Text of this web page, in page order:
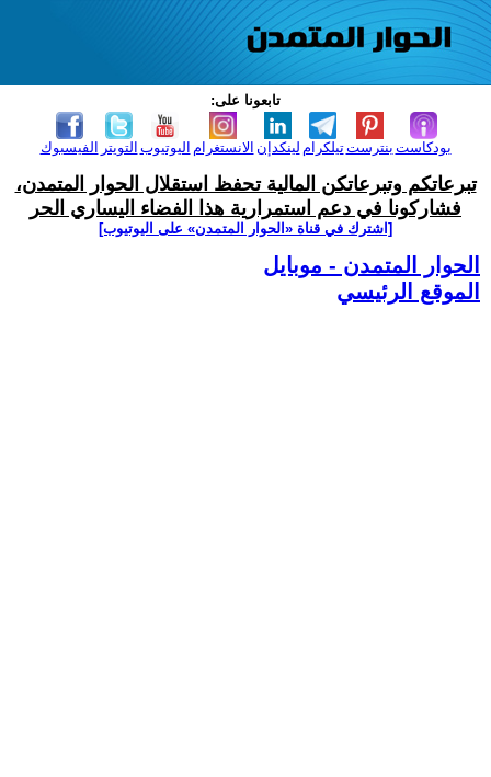
تابعونا على:
الفيسبوك التويتر اليوتيوب الانستغرام لينكدإن تيلكرامبنترست بودكاست
تبرعاتكم وتبرعاتكن المالية تحفظ استقلال الحوار المتمدن،
فشاركونا في دعم استمرارية هذا الفضاء اليساري الحر
[اشترك في قناة ‫«الحوار المتمدن» على اليوتيوب]
الحوار المتمدن - موبايل
الموقع الرئيسي